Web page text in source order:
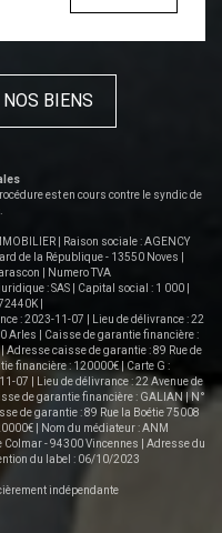
telles que le Collège
Camille Claudel, l'École
de la station Montfavet.
ne pas manquer,
BIENS
est en cours contre le syndic de
| Raison sociale : AGENCY
de la République - 13550 Noves |
| Numero TVA
: SAS | Capital social : 1 000 |
|
: 2023-11-07 | Lieu de délivrance : 22
Arles | Caisse de garantie financière :
caisse de garantie : 89 Rue de
financière : 120000€ | Carte G :
07 | Lieu de délivrance : 22 Avenue de
de garantie financière : GALIAN | N°
de garantie : 89 Rue la Boétie 75008
| Nom du médiateur : ANM
Colmar - 94300 Vincennes | Adresse du
du label : 06/10/2023
indépendante